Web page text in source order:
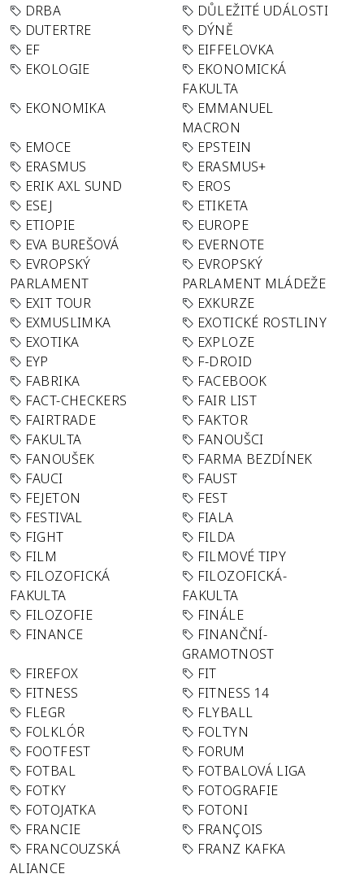
DRBA
DŮLEŽITÉ UDÁLOSTI
DUTERTRE
DÝNĚ
EF
EIFFELOVKA
EKOLOGIE
EKONOMICKÁ
FAKULTA
EKONOMIKA
EMMANUEL
MACRON
EMOCE
EPSTEIN
ERASMUS
ERASMUS+
ERIK AXL SUND
EROS
ESEJ
ETIKETA
ETIOPIE
EUROPE
EVA BUREŠOVÁ
EVERNOTE
EVROPSKÝ
PARLAMENT
EVROPSKÝ
PARLAMENT MLÁDEŽE
EXIT TOUR
EXKURZE
EXMUSLIMKA
EXOTICKÉ ROSTLINY
EXOTIKA
EXPLOZE
EYP
F-DROID
FABRIKA
FACEBOOK
FACT-CHECKERS
FAIR LIST
FAIRTRADE
FAKTOR
FAKULTA
FANOUŠCI
FANOUŠEK
FARMA BEZDÍNEK
FAUCI
FAUST
FEJETON
FEST
FESTIVAL
FIALA
FIGHT
FILDA
FILM
FILMOVÉ TIPY
FILOZOFICKÁ
FAKULTA
FILOZOFICKÁ-
FAKULTA
FILOZOFIE
FINÁLE
FINANCE
FINANČNÍ-
GRAMOTNOST
FIREFOX
FIT
FITNESS
FITNESS 14
FLEGR
FLYBALL
FOLKLÓR
FOLTYN
FOOTFEST
FORUM
FOTBAL
FOTBALOVÁ LIGA
FOTKY
FOTOGRAFIE
FOTOJATKA
FOTONI
FRANCIE
FRANÇOIS
FRANCOUZSKÁ
ALIANCE
FRANZ KAFKA